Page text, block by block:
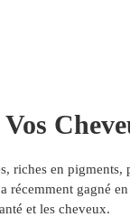
riches en pigments,
récemment gagné
et les cheveux.